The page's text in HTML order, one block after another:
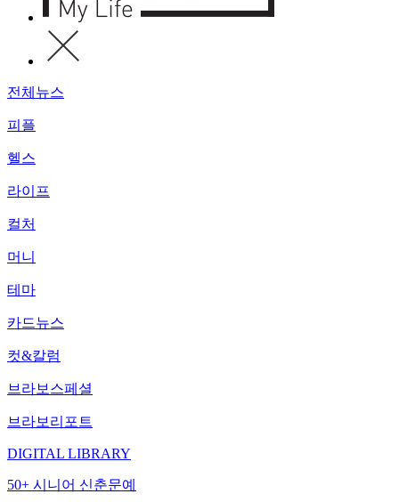
전체뉴스
피플
헬스
라이프
컬처
머니
테마
카드뉴스
컷&칼럼
브라보스페셜
브라보리포트
DIGITAL LIBRARY
50+ 시니어 신춘문예